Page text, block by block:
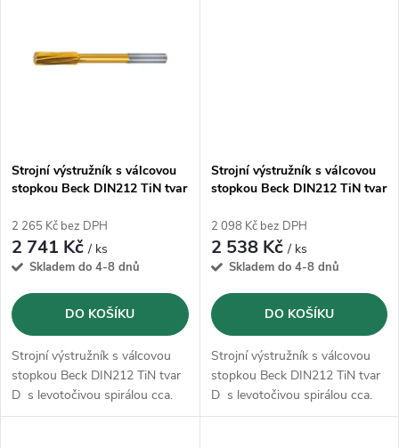
Strojní výstružník s válcovou
stopkou Beck DIN212 TiN tvar
2 265 Kč bez DPH
2 741 Kč/ ks
Skladem do 4-8 dnů
DO KOŠÍKU
Strojní výstružník s válcovou
stopkou Beck DIN212 TiN tvar
D s levotočivou spirálou cca.
7°, krátký nářez a
Strojní výstružník s válcovou
stopkou Beck DIN212 TiN tvar
2 098 Kč bez DPH
2 538 Kč/ ks
Skladem do 4-8 dnů
DO KOŠÍKU
Strojní výstružník s válcovou
stopkou Beck DIN212 TiN tvar
D s levotočivou spirálou cca.
7°, krátký nářez a